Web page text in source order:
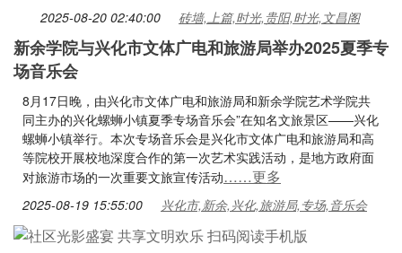
2025-08-20 02:40:00 砖墙,上篇,时光,贵阳,时光,文昌阁
新余学院与兴化市文体广电和旅游局举办2025夏季专
场音乐会
8月17日晚，由兴化市文体广电和旅游局和新余学院艺术学院共
同主办的兴化螺蛳小镇夏季专场音乐会”在知名文旅景区——兴化
螺蛳小镇举行。本次专场音乐会是兴化市文体广电和旅游局和高
等院校开展校地深度合作的第一次艺术实践活动，是地方政府面
对旅游市场的一次重要文旅宣传活动……更多
2025-08-19 15:55:00 兴化市,新余,兴化,旅游局,专场,音乐会